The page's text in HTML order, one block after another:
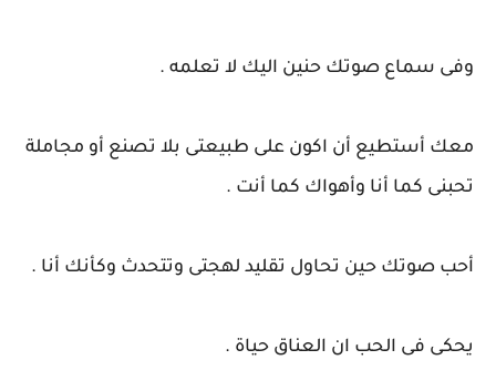
وفى سماع صوتك حنين اليك لا تعلمه .
معك أستطيع أن اكون على طبيعتى بلا تصنع أو مجاملة
تحبنى كما أنا وأهواك كما أنت .
أحب صوتك حين تحاول تقليد لهجتى وتتحدث وكأنك أنا .
يحكى فى الحب ان العناق حياة .